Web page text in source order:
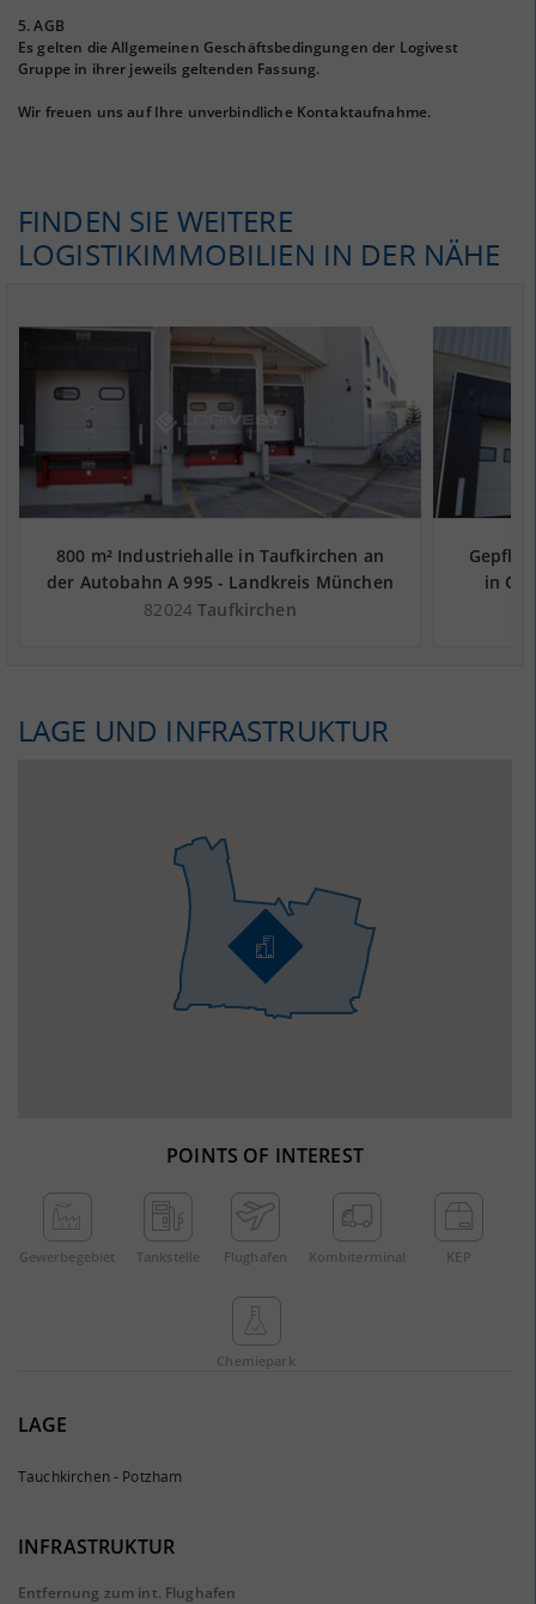
5. AGB
Es gelten die Allgemeinen Geschäftsbedingungen der Logivest
Gruppe in ihrer jeweils geltenden Fassung.
Wir freuen uns auf Ihre unverbindliche Kontaktaufnahme.
FINDEN SIE WEITERE
LOGISTIKIMMOBILIEN IN DER NÄHE
800 m² Industriehalle in Taufkirchen an
der Autobahn A 995 - Landkreis München
82024Taufkirchen
in
LAGE UND INFRASTRUKTUR
POINTS OF INTEREST
Gewerbe­gebiet Tankstelle Flughafen Kombi­terminal KEP
Chemie­park
LAGE
Tauchkirchen - Potzham
INFRASTRUKTUR
Entfernung zum int. Flughafen